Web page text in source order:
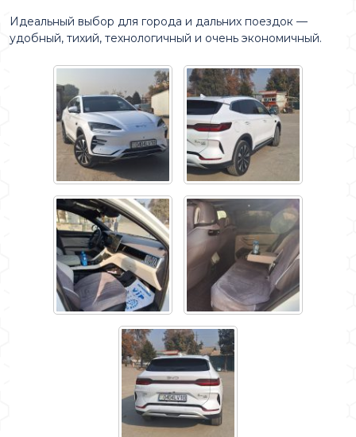
Идеальный выбор для города и дальних поездок —
удобный, тихий, технологичный и очень экономичный.